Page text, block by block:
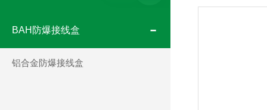
BAH防爆接线盒
铝合金防爆接线盒